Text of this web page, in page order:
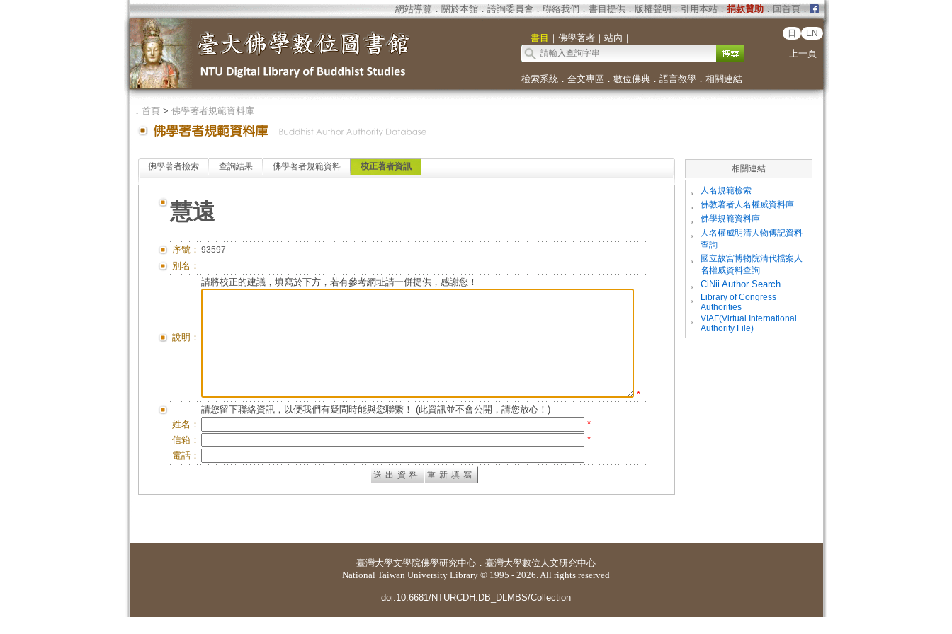
網站導覽 ． 關於本館． 諮詢委員會． 聯絡我們 ． 書目提供． 版權聲明 ． 引用本站． 捐款贊助．回首頁．
｜ 書目 ｜ 佛學著者｜ 站內 ｜ 日 EN
上一頁
檢索系統． 全文專區 ． 數位佛典． 語言教學． 相關連結
． 首頁> 佛學著者規範資料庫
佛學著者檢索 查詢結果 佛學著者規範資料 校正著者資訊
慧遠
序號： 93597
別名：
說明：
請將校正的建議，填寫於下方，若有參考網址請一併提供，感謝您！
*
請您留下聯絡資訊，以便我們有疑問時能與您聯繫！ (此資訊並不會公開，請您放心！)
姓名：
*
信箱：
*
電話：
相關連結
。 人名規範檢索
。 佛教著者人名權威資料庫
。 佛學規範資料庫
。
人名權威明清人物傳記資料
查詢
。
國立故宮博物院清代檔案人
名權威資料查詢
。
CiNii Author Search
。
Library of Congress
Authorities
。
VIAF(Virtual International
Authority File)
臺灣大學文學院佛學研究中心 ． 臺灣大學數位人文研究中心
National Taiwan University Library © 1995 - 2026. All rights reserved
doi:10.6681/NTURCDH.DB_DLMBS/Collection